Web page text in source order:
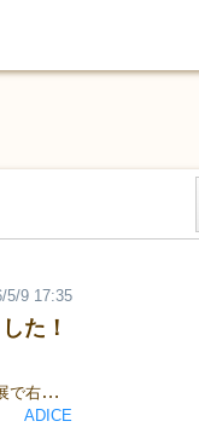
た！
本日5月9日にフォアシュピール東京に出展いたしました！今回初出展で右往左往しながら会場入りし、設営！ゲムマ秋2025で発売した「ライアーセブン」の拡張パック4種のうち、今回は相手から財産を奪い合う「伯爵の略奪」パックを遊んでいただきました！ 21名の方に「ライアーセブン」を楽しんでいただくことができました！ご来場いただいた皆様、本当にありがとうございました。「ライアーセブン」のパッケージの豪華さや貴族ロールプレイの楽しさ、ギミックの深さなどは、やはり実際に遊んでいただくことで実感していただけるかと思います！ゲームマーケット2026春でも「ライアーセブン」と拡張パック4種の試遊を行いますので、ぜひ【S03】にお立ち寄りください！ゲームマーケット2026春出展情報概要ブース名：ADICEブース番号：【S03】※両日参加▼販売作品一覧ボードゲーム・マーダーミステリー作品がございます。詳細はこちらをチェック！ ライアーセブンは特設ページもあります！当日の取り置き予約受付中！下記のリンクより受付中！ 全商品取り置き可能ですので、ぜひご利用ください。🔗【ADICE】ゲームマーケット2026春 取り置き予約フォーム🎲
5/9 17:35
ADICE